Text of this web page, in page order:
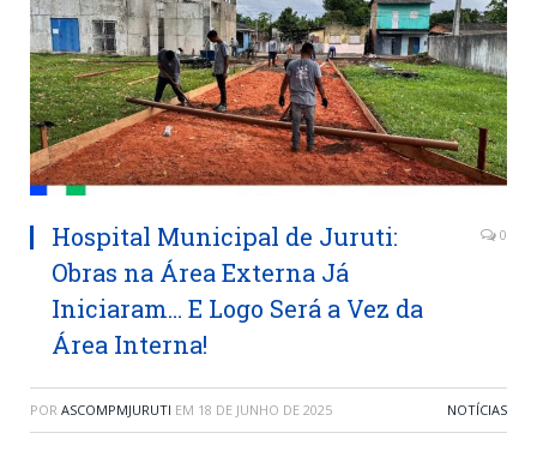
Hospital Municipal de Juruti:
Obras na Área Externa Já
Iniciaram… E Logo Será a Vez da
Área Interna!
0
POR ASCOMPMJURUTI EM 18 DE JUNHO DE 2025 NOTÍCIAS